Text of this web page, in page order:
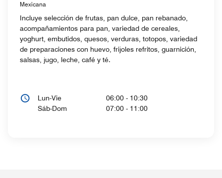
Mexicana
Incluye selección de frutas, pan dulce, pan rebanado,
acompañamientos para pan, variedad de cereales,
yoghurt, embutidos, quesos, verduras, totopos, variedad
de preparaciones con huevo, frijoles refritos, guarnición,
salsas, jugo, leche, café y té.
Lun-Vie
06:00 - 10:30
Sáb-Dom
07:00 - 11:00